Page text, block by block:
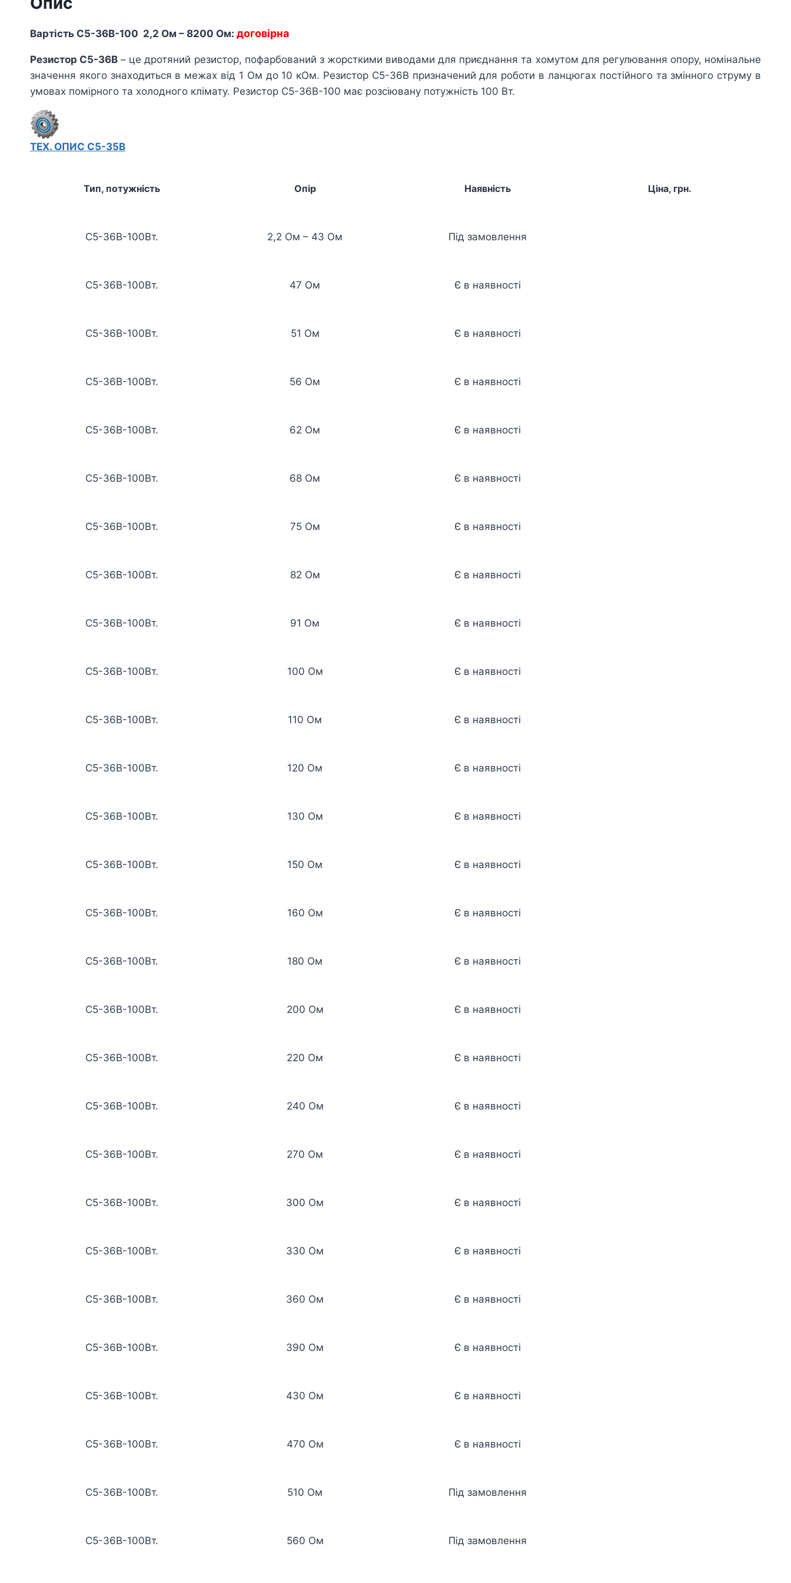
Вартість C5-36В-100 2,2 Ом – 8200 Ом: договірна
Резистор С5-36В – це дротяний резистор, пофарбований з жорсткими виводами для приєднання та хомутом для регулювання опору, номінальне
значення якого знаходиться в межах від 1 Ом до 10 кОм. Резистор С5-36В призначений для роботи в ланцюгах постійного та змінного струму в
умовах помірного та холодного клімату. Резистор С5-36В-100 має розсіювану потужність 100 Вт.
ТЕХ. ОПИС С5-35В
Тип, потужність Опір Наявність Ціна, грн.
С5-36В-100Вт. 2,2 Ом – 43 Ом Під замовлення
С5-36В-100Вт. 47 Ом Є в наявності
С5-36В-100Вт. 51 Ом Є в наявності
С5-36В-100Вт. 56 Ом Є в наявності
С5-36В-100Вт. 62 Ом Є в наявності
С5-36В-100Вт. 68 Ом Є в наявності
С5-36В-100Вт. 75 Ом Є в наявності
С5-36В-100Вт. 82 Ом Є в наявності
С5-36В-100Вт. 91 Ом Є в наявності
С5-36В-100Вт. 100 Ом Є в наявності
С5-36В-100Вт. 110 Ом Є в наявності
С5-36В-100Вт. 120 Ом Є в наявності
С5-36В-100Вт. 130 Ом Є в наявності
С5-36В-100Вт. 150 Ом Є в наявності
С5-36В-100Вт. 160 Ом Є в наявності
С5-36В-100Вт. 180 Ом Є в наявності
С5-36В-100Вт. 200 Ом Є в наявності
С5-36В-100Вт. 220 Ом Є в наявності
С5-36В-100Вт. 240 Ом Є в наявності
С5-36В-100Вт. 270 Ом Є в наявності
С5-36В-100Вт. 300 Ом Є в наявності
С5-36В-100Вт. 330 Ом Є в наявності
С5-36В-100Вт. 360 Ом Є в наявності
С5-36В-100Вт. 390 Ом Є в наявності
С5-36В-100Вт. 430 Ом Є в наявності
С5-36В-100Вт. 470 Ом Є в наявності
С5-36В-100Вт. 510 Ом Під замовлення
С5-36В-100Вт. 560 Ом Під замовлення